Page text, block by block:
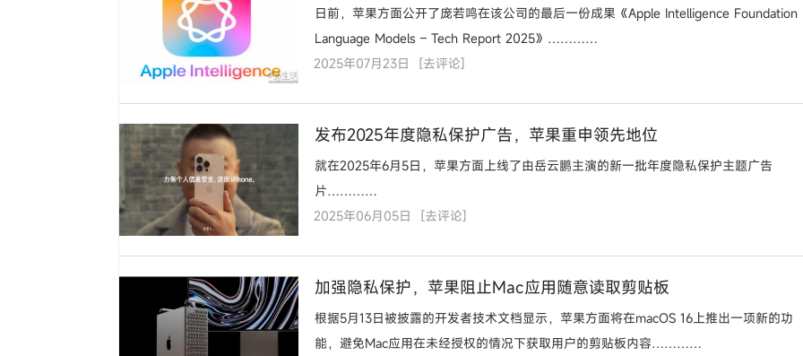
日前，苹果方面公开了庞若鸣在该公司的最后一份成果《Apple Intelligence Foundation
Language Models – Tech Report 2025》…………
2025年07月23日
[去评论]
发布2025年度隐私保护广告，苹果重申领先地位
就在2025年6月5日，苹果方面上线了由岳云鹏主演的新一批年度隐私保护主题广告
片…………
2025年06月05日
[去评论]
加强隐私保护，苹果阻止Mac应用随意读取剪贴板
根据5月13日被披露的开发者技术文档显示，苹果方面将在macOS 16上推出一项新的功
能，避免Mac应用在未经授权的情况下获取用户的剪贴板内容…………